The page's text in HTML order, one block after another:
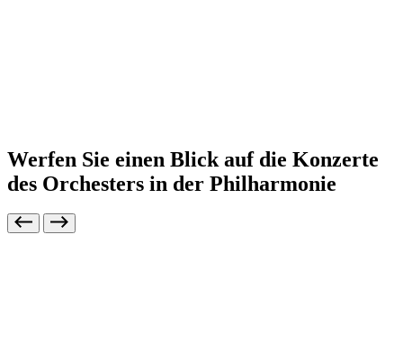
Werfen Sie einen Blick auf die Konzerte
des Orchesters in der Philharmonie